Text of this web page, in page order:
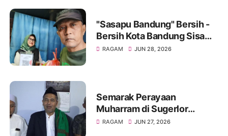
"Sasapu Bandung" Bersih -
Bersih Kota Bandung Sisa
Bongkaran Bangunan Liar
RAGAM JUN 28, 2026
Semarak Perayaan
Muharram di Sugerlor
Maesan Bondowoso Santuni
RAGAM JUN 27, 2026